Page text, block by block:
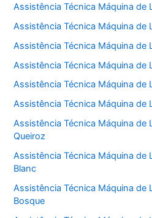
Assistência Técnica Máquina de
Assistência Técnica Máquina de
Assistência Técnica Máquina de
Assistência Técnica Máquina de
Assistência Técnica Máquina de
Assistência Técnica Máquina de
Assistência Técnica Máquina de
Queiroz
Assistência Técnica Máquina de
Blanc
Assistência Técnica Máquina de
Bosque